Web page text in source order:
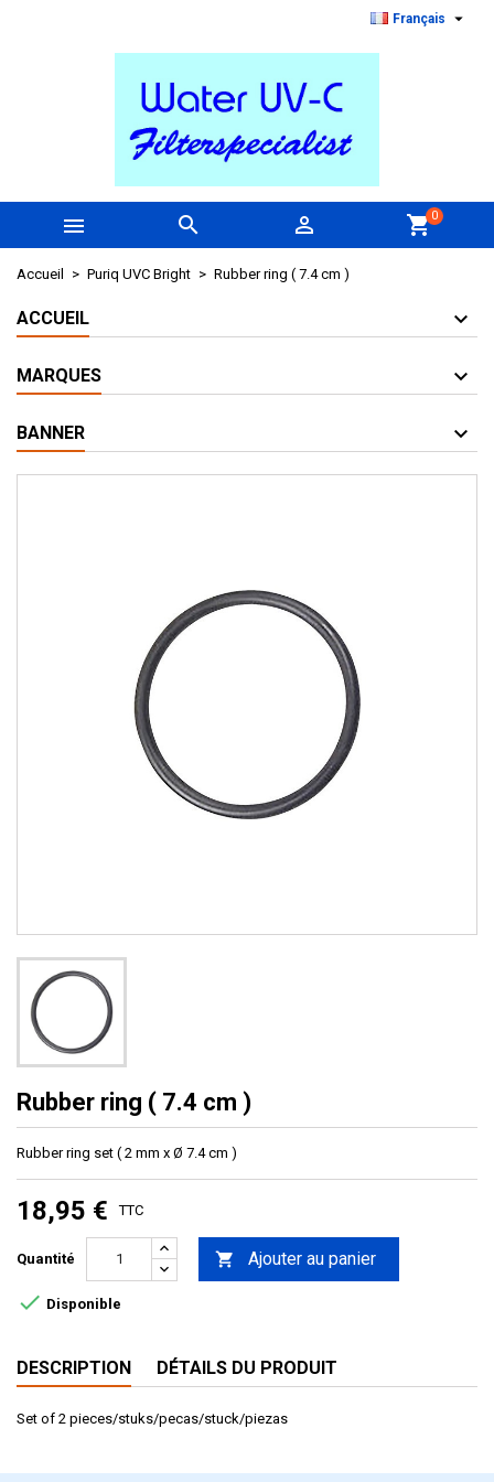
Français 
   shopping_cart0
Accueil Puriq UVC Bright Rubber ring ( 7.4 cm )
ACCUEIL
MARQUES
BANNER
Rubber ring ( 7.4 cm )
Rubber ring set ( 2 mm x Ø 7.4 cm )
18,95 € TTC
Quantité  Ajouter au panier
 Disponible
DESCRIPTION DÉTAILS DU PRODUIT
Set of 2 pieces/stuks/pecas/stuck/piezas